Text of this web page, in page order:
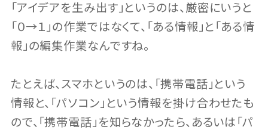
「アイデアを生み出す」というのは、厳密にいうと
「０→１」の作業ではなくて、「ある情報」と「ある情
報」の編集作業なんですね。
たとえば、スマホというのは、「携帯電話」という
情報と、「パソコン」という情報を掛け合わせたも
ので、「携帯電話」を知らなかったら、あるいは「パ